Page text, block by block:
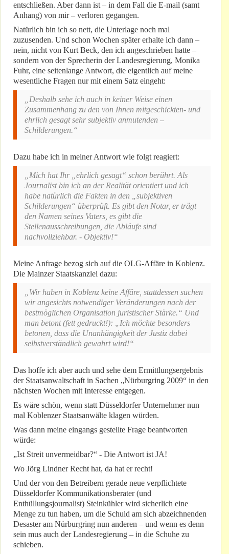
entschließen. Aber dann ist – in dem Fall die E-mail (samt
Anhang) von mir – verloren gegangen.
Natürlich bin ich so nett, die Unterlage noch mal
zuzusenden. Und schon Wochen später erhalte ich dann –
nein, nicht von Kurt Beck, den ich angeschrieben hatte –
sondern von der Sprecherin der Landesregierung, Monika
Fuhr, eine seitenlange Antwort, die eigentlich auf meine
wesentliche Fragen nur mit einem Satz eingeht:
„Deshalb sehe ich auch in keiner Weise einen
Zusammenhang zu den von Ihnen mitgeschickten- und
ehrlich gesagt sehr subjektiv anmutenden –
Schilderungen.“
Dazu habe ich in meiner Antwort wie folgt reagiert:
„Mich hat Ihr „ehrlich gesagt“ schon berührt. Als
Journalist bin ich an der Realität orientiert und ich
habe natürlich die Fakten in den „subjektiven
Schilderungen“ überprüft. Es gibt den Notar, er trägt
den Namen seines Vaters, es gibt die
Stellenausschreibungen, die Abläufe sind
nachvollziehbar. - Objektiv!“
Meine Anfrage bezog sich auf die OLG-Affäre in Koblenz.
Die Mainzer Staatskanzlei dazu:
„Wir haben in Koblenz keine Affäre, stattdessen suchen
wir angesichts notwendiger Veränderungen nach der
bestmöglichen Organisation juristischer Stärke.“ Und
man betont (fett gedruckt!): „Ich möchte besonders
betonen, dass die Unanhängigkeit der Justiz dabei
selbstverständlich gewahrt wird!“
Das hoffe ich aber auch und sehe dem Ermittlungsergebnis
der Staatsanwaltschaft in Sachen „Nürburgring 2009“ in den
nächsten Wochen mit Interesse entgegen.
Es wäre schön, wenn statt Düsseldorfer Unternehmer nun
mal Koblenzer Staatsanwälte klagen würden.
Was dann meine eingangs gestellte Frage beantworten
würde:
„Ist Streit unvermeidbar?“ - Die Antwort ist JA!
Wo Jörg Lindner Recht hat, da hat er recht!
Und der von den Betreibern gerade neue verpflichtete
Düsseldorfer Kommunikationsberater (und
Enthüllungsjournalist) Steinkühler wird sicherlich eine
Menge zu tun haben, um die Schuld am sich abzeichnenden
Desaster am Nürburgring nun anderen – und wenn es denn
sein mus auch der Landesregierung – in die Schuhe zu
schieben.